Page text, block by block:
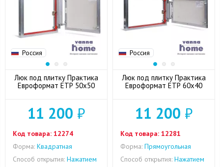
Россия
Люк под плитку Практика
Евроформат ЕТР 50x50
11 200 ₽
Код товара: 12274
Форма: Квадратная
Способ открытия: Нажатием
Россия
Люк под плитку Практика
Евроформат ЕТР 60x40
11 200 ₽
Код товара: 12281
Форма: Прямоугольная
Способ открытия: Нажатием